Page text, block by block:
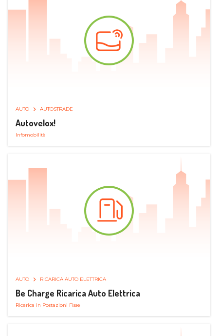
AUTO AUTOSTRADE
Autovelox!
Infomobilità
AUTO RICARICA AUTO ELETTRICA
Be Charge Ricarica Auto Elettrica
Ricarica in Postazioni Fisse